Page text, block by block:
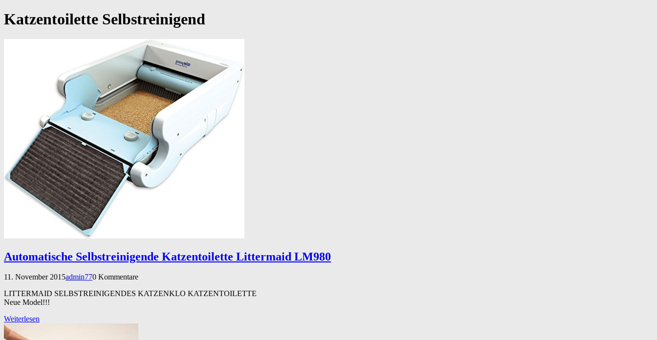
Katzentoilette Selbstreinigend
Automatische Selbstreinigende Katzentoilette Littermaid LM980
11. November 2015admin770 Kommentare
LITTERMAID SELBSTREINIGENDES KATZENKLO KATZENTOILETTE
Neue Model!!!
Weiterlesen